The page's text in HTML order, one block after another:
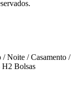
Noite / Casamento /
H2 Bolsas